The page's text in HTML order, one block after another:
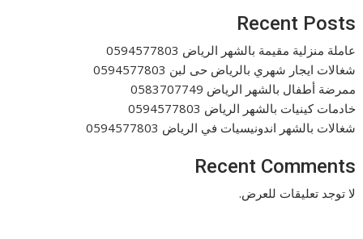
Recent Posts
عاملة منزلية مقيمة بالشهر الرياض 0594577803
شغالات ايجار شهري بالرياض حى لبن 0594577803
ممرضة أطفال بالشهر الرياض 0583707749
خادمات كينيات بالشهر الرياض 0594577803
شغالات بالشهر اندونيسيات في الرياض 0594577803
Recent Comments
لا توجد تعليقات للعرض.